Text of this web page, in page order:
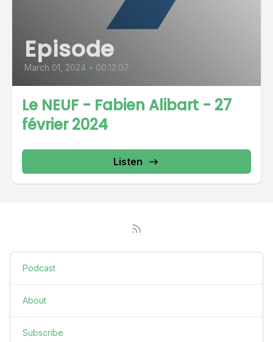
Episode
March 01, 2024 • 00:12:07
Le NEUF - Fabien Alibart - 27
février 2024
Listen
Podcast
About
Subscribe